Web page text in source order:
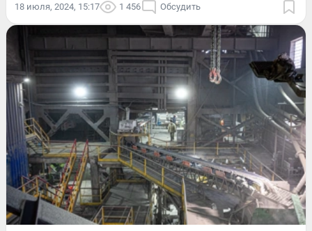
18 июля, 2024, 15:17 1 456 Обсудить